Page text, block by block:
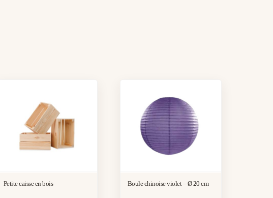
Petite caisse en bois Boule chinoise violet – Ø 20 cm